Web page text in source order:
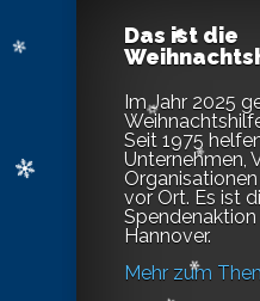
Das ist die
Im Jahr 2025
Seit 1975
Unternehmen,
vor Ort. Es ist
Spendenaktion
Hannover.
Mehr zum